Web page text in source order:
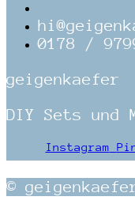
0178 /
geigenkaefer
DIY Sets und
Instagram
©